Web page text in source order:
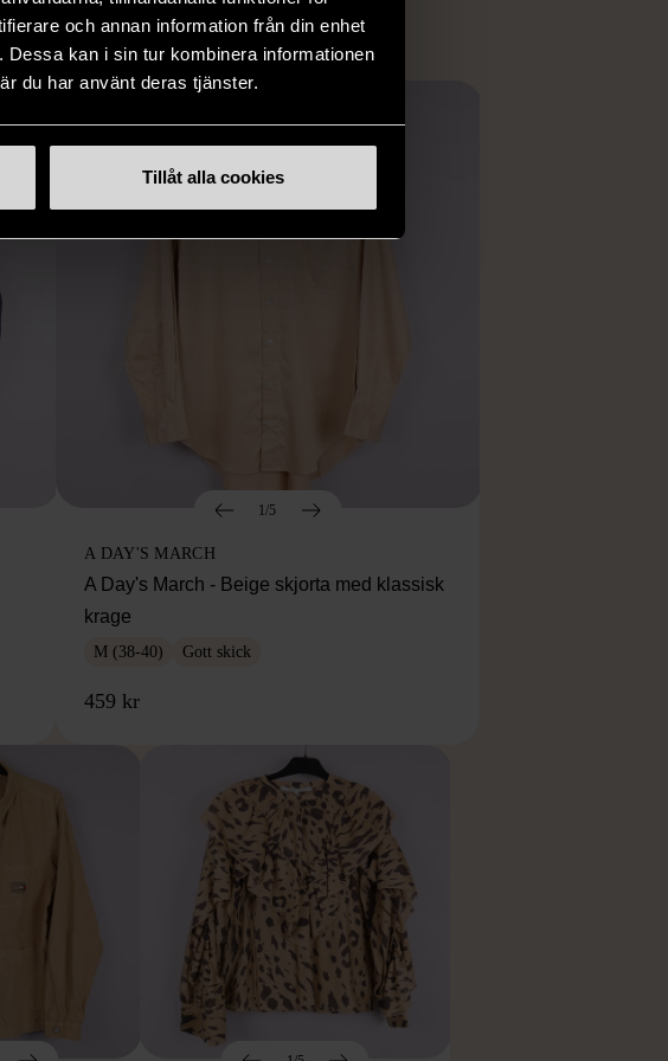
och annan information från din enhet
kan i sin tur kombinera informationen
du har använt deras tjänster.
Tillåt alla cookies
denna
1/5
A DAY'S MARCH
A Day's March - Beige skjorta med klassisk
krage
M (38-40) Gott skick
459 kr